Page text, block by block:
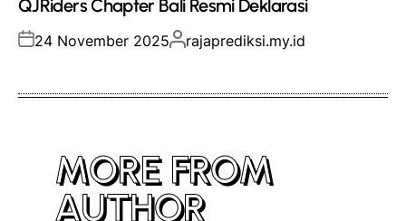
QJRiders Chapter Bali Resmi Deklarasi
Posted
24 November 2025Posted
rajaprediksi.my.id
MORE FROM
AUTHOR